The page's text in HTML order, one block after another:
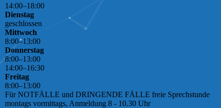
14:00–18:00
Dienstag
geschlossen
Mittwoch
8:00–13:00
Donnerstag
8:00–13:00
14:00–16:30
Freitag
8:00–13:00
Für NOTFÄLLE und DRINGENDE FÄLLE freie Sprechstunde
montags vormittags, Anmeldung 8 - 10.30 Uhr